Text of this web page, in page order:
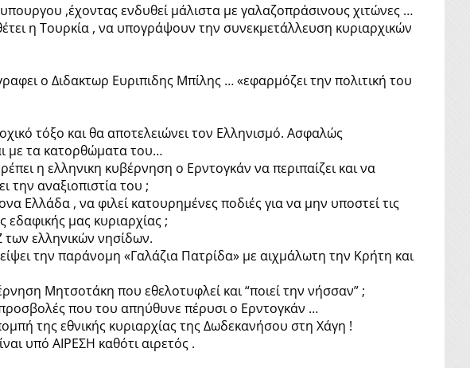
,έχοντας ενδυθεί μάλιστα με γαλαζοπράσινους χιτώνες …
η Τουρκία , να υπογράψουν την συνεκμετάλλευση κυριαρχικών
ο Διδακτωρ Ευριπιδης Μπίλης … «εφαρμόζει την πολιτική του
τόξο και θα αποτελειώνει τον Ελληνισμό. Ασφαλώς
με τα κατορθώματα του…
η ελληνικη κυβέρνηση ο Ερντογκάν να περιπαίζει και να
την αναξιοπιστία του ;
Ελλάδα , να φιλεί κατουρημένες ποδιές για να μην υποστεί τις
εδαφικής μας κυριαρχίας ;
των ελληνικών νησίδων.
την παράνομη «Γαλάζια Πατρίδα» με αιχμάλωτη την Κρήτη και
Μητσοτάκη που εθελοτυφλεί και “ποιεί την νήσσαν” ;
που του απηύθυνε πέρυσι ο Ερντογκάν …
της εθνικής κυριαρχίας της Δωδεκανήσου στη Χάγη !
υπό ΑΙΡΕΣΗ καθότι αιρετός .